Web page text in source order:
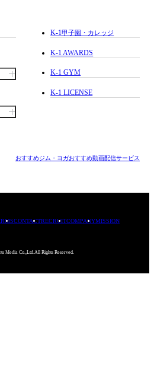
K-1甲子園・カレッジ
K-1 AWARDS
K-1 GYM
K-1 LICENSE
おすすめジム・ヨガおすすめ動画配信サービス
CONTACTRECRUITCOMPANYMISSION
Media Co.,Ltd.All Rights Reserved.